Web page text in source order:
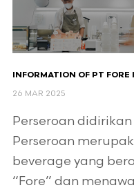
INFORMATION OF PT
26 MAR 2025
Perseroan
Perseroan
beverage yang
“Fore” dan